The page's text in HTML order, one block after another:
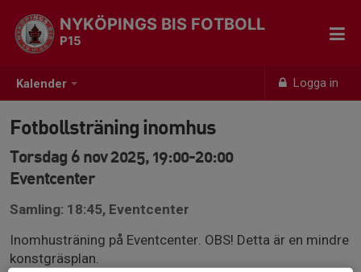
Kalender Logga in
NYKÖPINGS BIS FOTBOLL
P15
Fotbollsträning inomhus
Torsdag 6 nov 2025, 19:00-20:00
Eventcenter
Samling: 18:45, Eventcenter
Inomhusträning på Eventcenter. OBS! Detta är en mindre
konstgräsplan.